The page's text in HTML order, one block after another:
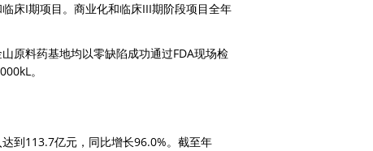
床I期项目。商业化和临床III期阶段项目全年
原料药基地均以零缺陷成功通过FDA现场检
。
到113.7亿元，同比增长96.0%。截至年